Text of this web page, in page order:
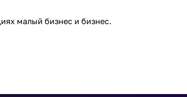
малый бизнес и бизнес.